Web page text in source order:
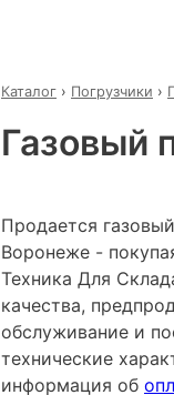
Каталог › Погрузчики ›
Газовый
Продается
Воронеже -
Техника Для
качества,
обслуживание и
технические
информация об